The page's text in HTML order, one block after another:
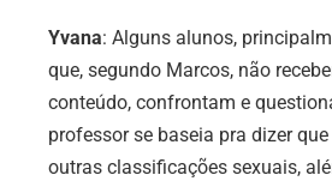
Yvana: Alguns alunos,
que, segundo Marcos, não
conteúdo, confrontam e
professor se baseia pra dizer
outras classificações sexuais,